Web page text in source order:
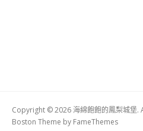
Copyright © 2026 海綿飽飽的鳳梨城堡.
Boston Theme by FameThemes